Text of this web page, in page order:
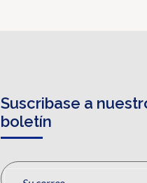
Suscribase a
boletín